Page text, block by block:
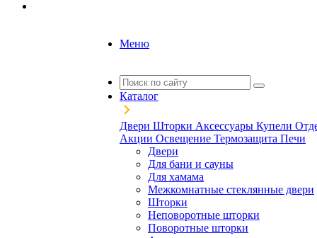
Меню
Каталог
Двери Шторки Аксессуары Купели
Акции Освещение Термозащита Печи
Двери
Для бани и сауны
Для хамама
Межкомнатные стеклянные двери
Шторки
Неповоротные шторки
Поворотные шторки